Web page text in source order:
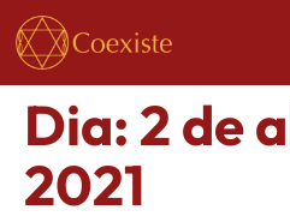
Dia: 2 de
2021